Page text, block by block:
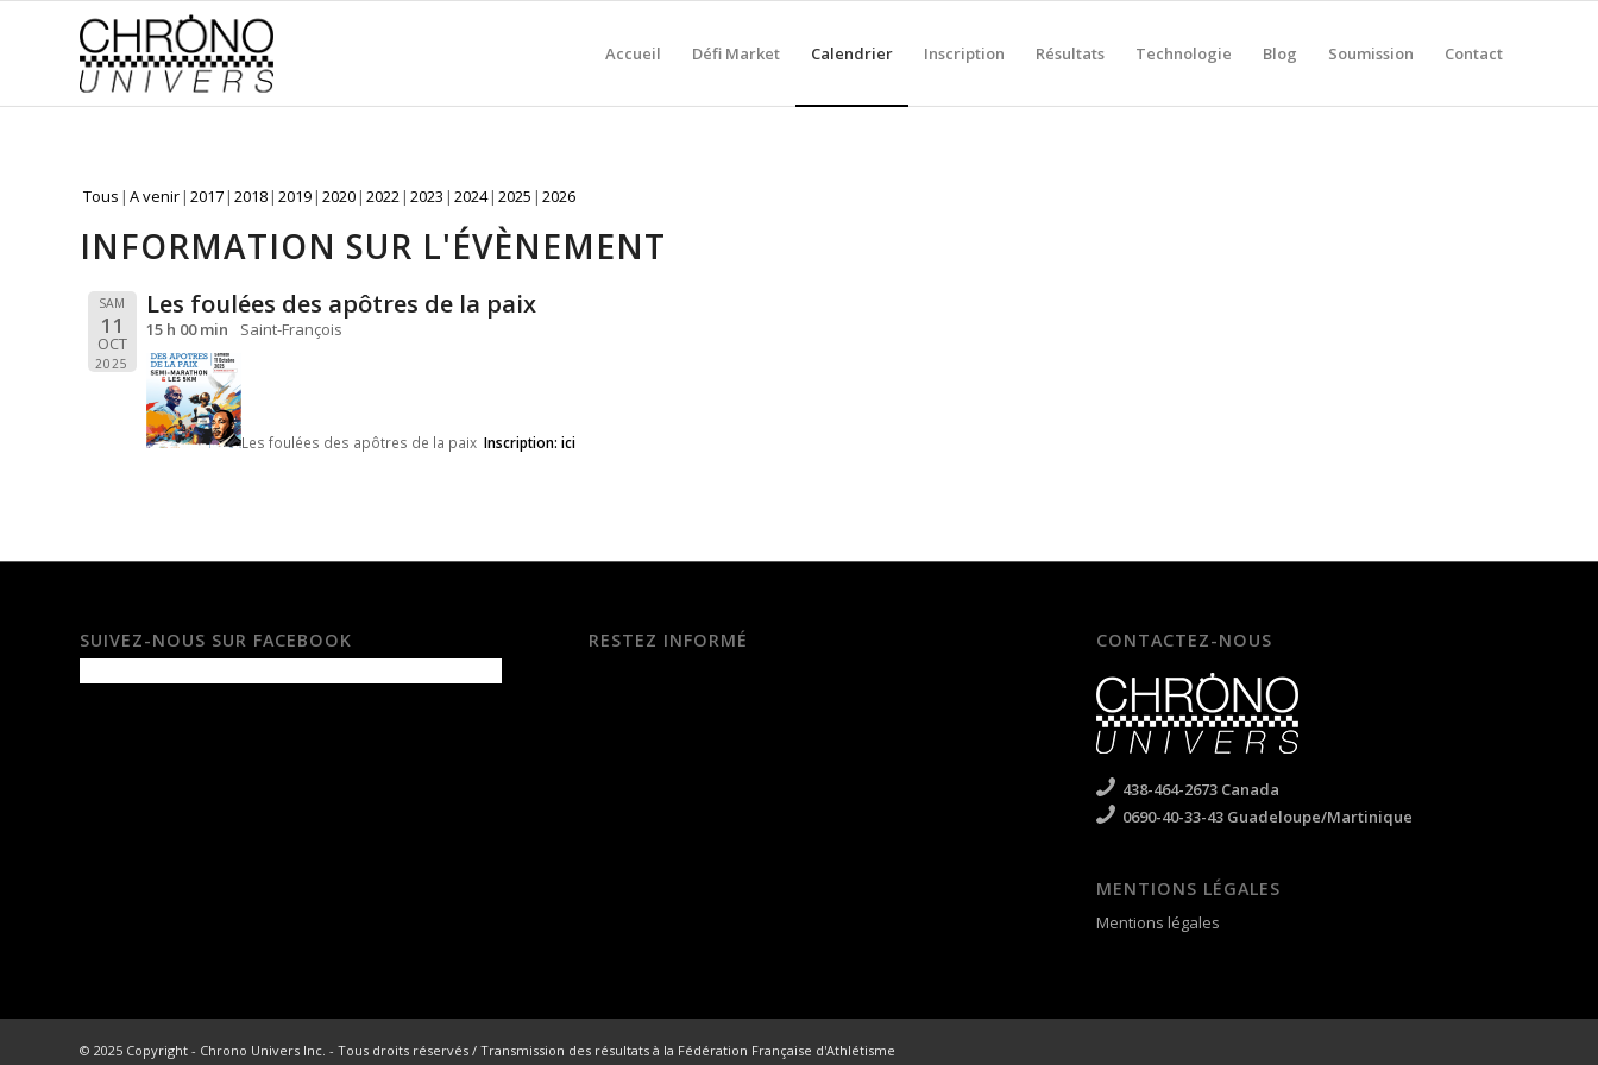
Accueil Défi Market Calendrier Inscription Résultats Technologie Blog Soumission Contact
Tous A venir 2017 2018 2019 2020 2022 2023 2024 2025 2026
INFORMATION SUR L'ÉVÈNEMENT
SAM
11
OCT
2025
Les foulées des apôtres de la paix
15 h 00 min Saint-François
Les foulées des apôtres de la paix Inscription: ici
SUIVEZ-NOUS SUR FACEBOOK RESTEZ INFORMÉ CONTACTEZ-NOUS
438-464-2673 Canada
0690-40-33-43 Guadeloupe/Martinique
MENTIONS LÉGALES
Mentions légales
© 2025 Copyright - Chrono Univers Inc. - Tous droits réservés / Transmission des résultats à la Fédération Française d'Athlétisme